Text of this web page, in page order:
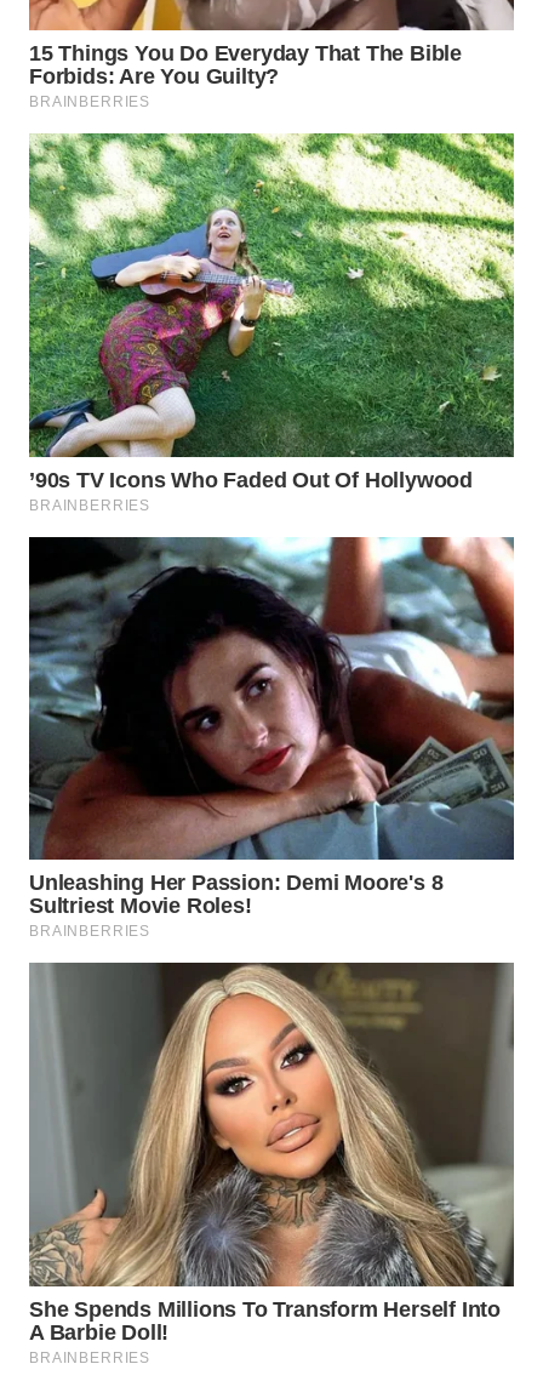
WN
PRIANGAN
TIMUR
WN
SEMARANG
WN
SOLO
WN
BOROBUDUR
WN
MADURA
WN
SURABAYA
WN
NATUNA
WN
BINTAN
MANDALIKA
LIKUPANG
WN
WAHANA
NEWS
WAHANA
TANI